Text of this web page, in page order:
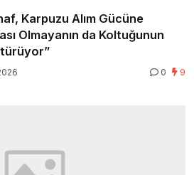
Karpuzu Alım Gücüne
Olmayanın da Koltuğunun
0 9